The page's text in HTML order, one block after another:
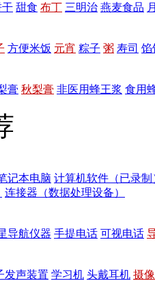
干 甜食 布丁 三明治 燕麦食品
方便米饭 元宵 粽子 粥 寿司 馅
膏 秋梨膏 非医用蜂王浆 食用
记本电脑 计算机软件（已录制
连接器（数据处理设备）
导航仪器 手提电话 可视电话
发声装置 学习机 头戴耳机 摄